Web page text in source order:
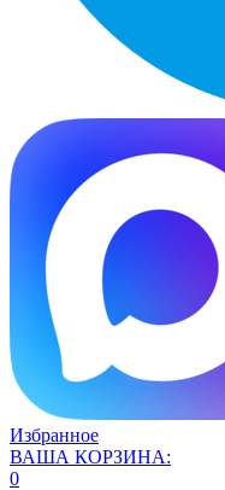
Избранное
ВАША КОРЗИНА:
0